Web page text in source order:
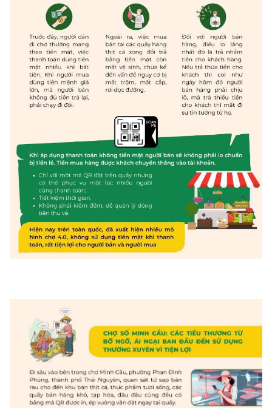
Chọn ngôn ngữ
Vietnamese English
BỘ KHOA HỌC VÀ CÔNG NGHỆ
MINISTRY OF SCIENCE AND TECHNOLOGY
Theo dõi MST:
Cơ quan chủ quản: Bộ Khoa học và Công nghệ (MST)
Chịu trách nhiệm nội dung: Nguyễn Thị Hải Hằng
Giám đốc Trung tâm Truyền thông Khoa học và Công nghệ.
Liên hệ
Địa chỉ: Ban Biên tập Cổng TTĐT - 18 Nguyễn Du, TP. Hà Nội
Điện thoại: 024 3936 9506
Email:stc@mst.gov.vn
©2026 Bản quyền thuộc Bộ Khoa Học và Công Nghệ